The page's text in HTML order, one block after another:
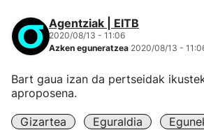
Agentziak | EITB
2020/08/13 - 11:06
Azken eguneratzea 2020/08/13 -
Bart gaua izan da pertseidak
aproposena.
Gizartea Eguraldia